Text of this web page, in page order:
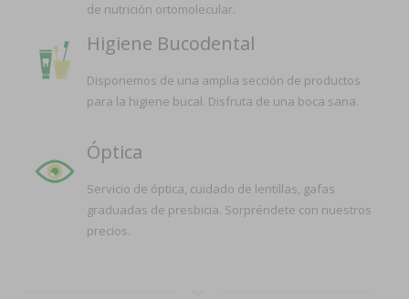
de nutrición ortomolecular.
Higiene Bucodental
Disponemos de una amplia sección de productos
para la higiene bucal. Disfruta de una boca sana.
Óptica
Servicio de óptica, cuidado de lentillas, gafas
graduadas de presbicia. Sorpréndete con nuestros
precios.